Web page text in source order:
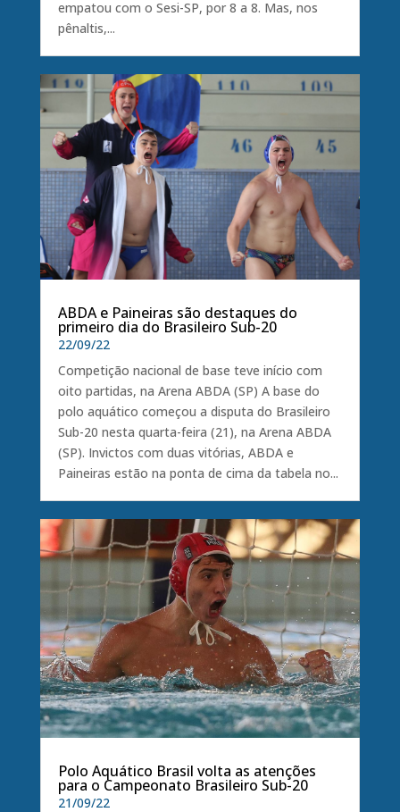
empatou com o Sesi-SP, por 8 a 8. Mas, nos
pênaltis,...
ABDA e Paineiras são destaques do
primeiro dia do Brasileiro Sub-20
22/09/22
Competição nacional de base teve início com
oito partidas, na Arena ABDA (SP) A base do
polo aquático começou a disputa do Brasileiro
Sub-20 nesta quarta-feira (21), na Arena ABDA
(SP). Invictos com duas vitórias, ABDA e
Paineiras estão na ponta de cima da tabela no...
Polo Aquático Brasil volta as atenções
para o Campeonato Brasileiro Sub-20
21/09/22